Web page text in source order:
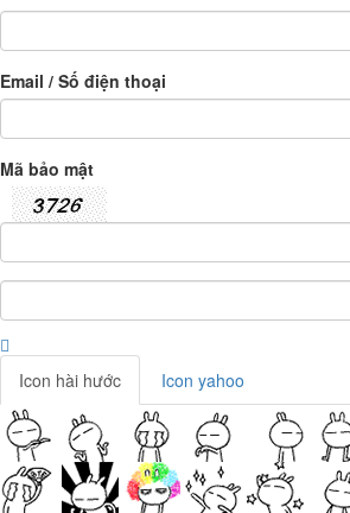
Email / Số điện thoại
Mã bảo mật
Icon hài hước Icon yahoo